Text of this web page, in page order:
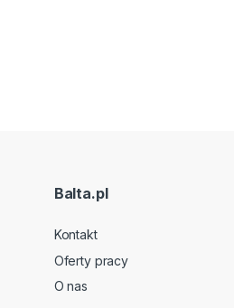
Balta.pl
Kontakt
Oferty pracy
O nas